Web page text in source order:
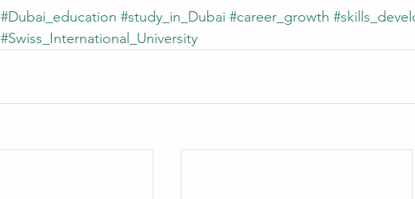
#Dubai_education #study_in_Dubai #career_growth
#Swiss_International_University